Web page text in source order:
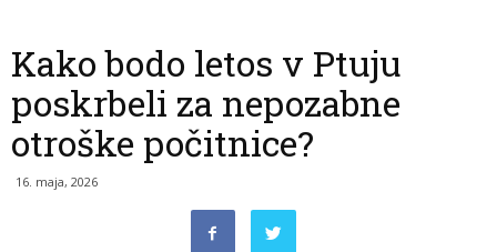
Kako bodo letos v Ptuju
poskrbeli za nepozabne
otroške počitnice?
16. maja, 2026